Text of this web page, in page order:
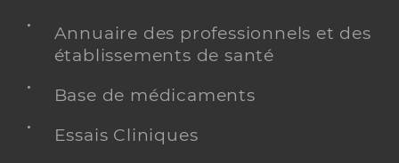
Annuaire des professionnels et des
établissements de santé
Base de médicaments
Essais Cliniques